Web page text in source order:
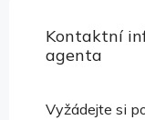
Kontaktní
agenta
Vyžádejte si